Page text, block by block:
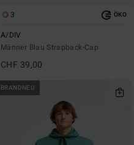
3 ÖKO
A/DIV
Männer Blau Strapback-Cap
CHF 39,00
BRANDNEU